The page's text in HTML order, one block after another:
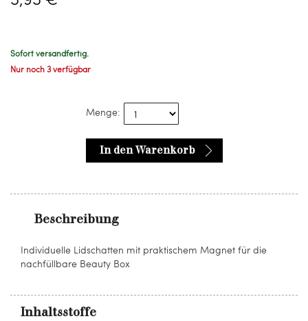
Sofort versandfertig.
Nur noch 3 verfügbar
Menge:
In den Warenkorb
Beschreibung
Individuelle Lidschatten mit praktischem Magnet für die
nachfüllbare Beauty Box
Inhaltsstoffe